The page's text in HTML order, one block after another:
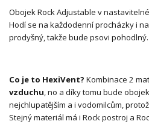
Obojek Rock Adjustable v
Hodí se na každodenní procházky i
prodyšný, takže bude psovi pohodlný.
Co je to HexiVent? Kombinace 2
vzduchu, no a díky tomu bude
nejchlupatějším a i vodomilcům,
Stejný materiál má i Rock postroj a